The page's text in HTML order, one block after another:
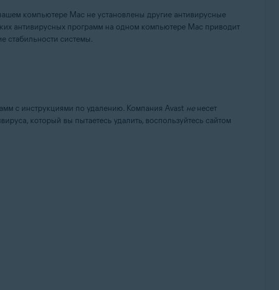
компьютере Mac не установлены другие антивирусные
антивирусных программ на одном компьютере Mac приводит
стабильности системы.
с инструкциями по удалению. Компания Avast ненесет
который вы пытаетесь удалить, воспользуйтесь сайтом